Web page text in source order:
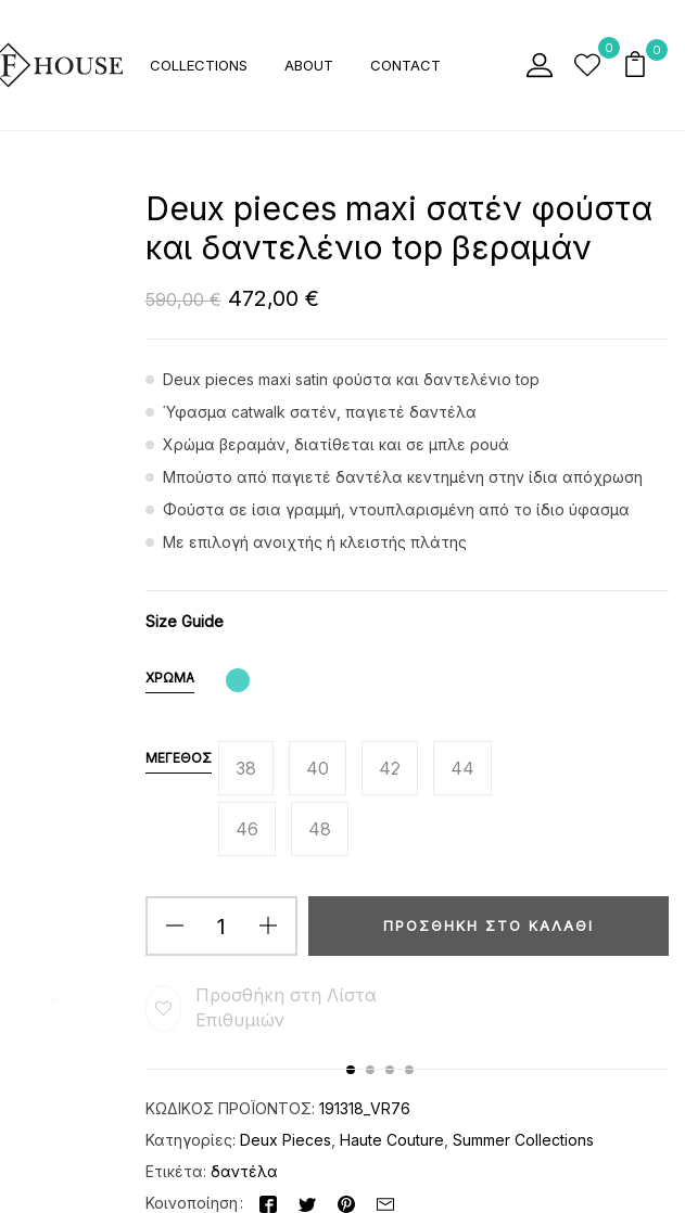
COLLECTIONS ABOUT CONTACT
0 0
Deux pieces maxi σατέν φούστα
και δαντελένιο top βεραμάν
590,00€ 472,00 €
Deux pieces maxi satin φούστα και δαντελένιο top
Ύφασμα catwalk σατέν, παγιετέ δαντέλα
Χρώμα βεραμάν, διατίθεται και σε μπλε ρουά
Μπούστο από παγιετέ δαντέλα κεντημένη στην ίδια απόχρωση
Φούστα σε ίσια γραμμή, ντουπλαρισμένη από το ίδιο ύφασμα
Με επιλογή ανοιχτής ή κλειστής πλάτης
Size Guide
ΧΡΏΜΑ
ΜΈΓΕΘΟΣ 38 40 42 44
46 48
ΠΡΟΣΘΉΚΗ ΣΤΟ ΚΑΛΆΘΙ
Προσθήκη στη Λίστα
Επιθυμιών
ΚΩΔΙΚΌΣ ΠΡΟΪΌΝΤΟΣ: 191318_VR76
Κατηγορίες: Deux Pieces Haute Couture Summer Collections
Ετικέτα: δαντέλα
Κοινοποίηση